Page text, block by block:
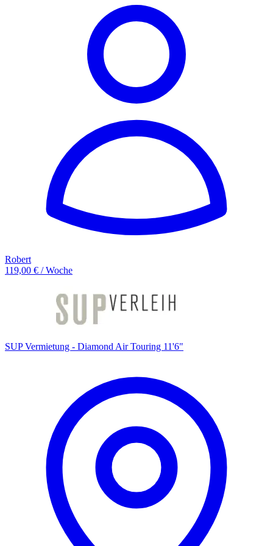
Robert
119,00 € / Woche
SUP Vermietung - Diamond Air Touring 11'6"